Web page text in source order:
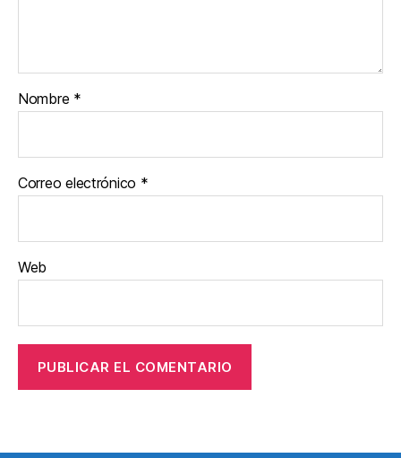
Nombre *
Correo electrónico *
Web